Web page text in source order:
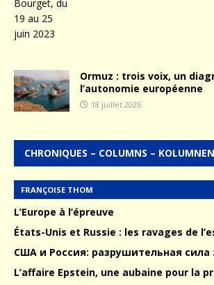
Ormuz : trois voix, un
l’autonomie européenne
18 juillet 2026
CHRONIQUES – COLUMNS – KOLUMNEN
FRANÇOISE THOM
L’Europe à l’épreuve
États-Unis et Russie : les ravages de
США и Россия: разрушительная сила
L’affaire Epstein, une aubaine pour la